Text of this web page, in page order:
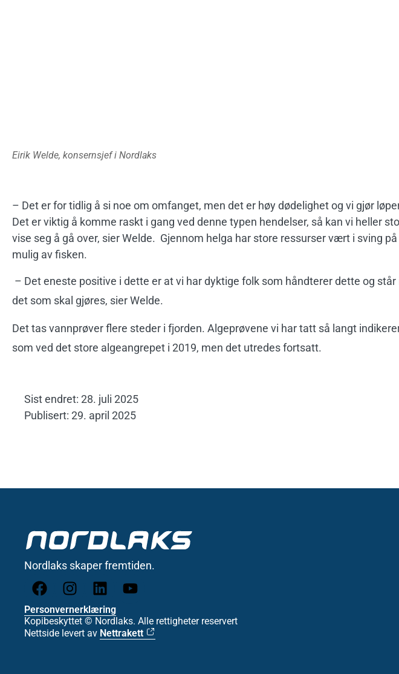
Eirik Welde, konsernsjef i Nordlaks
– Det er for tidlig å si noe om omfanget, men det er høy dødelighet og vi gjør
Det er viktig å komme raskt i gang ved denne typen hendelser, så kan vi heller
vise seg å gå over, sier Welde. Gjennom helga har store ressurser vært i sving
mulig av fisken.
– Det eneste positive i dette er at vi har dyktige folk som håndterer dette og
det som skal gjøres, sier Welde.
Det tas vannprøver flere steder i fjorden. Algeprøvene vi har tatt så langt
som ved det store algeangrepet i 2019, men det utredes fortsatt.
Sist endret: 28. juli 2025
Publisert: 29. april 2025
Nordlaks skaper fremtiden.
Personvernerklæring
Kopibeskyttet © Nordlaks. Alle rettigheter reservert
Nettside levert av Nettrakett